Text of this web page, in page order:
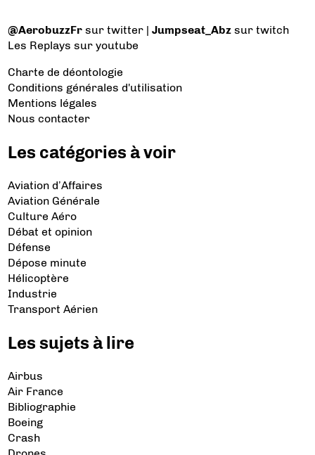
@AerobuzzFr sur twitter |Jumpseat_Abz sur twitch
Les Replays sur youtube
Charte de déontologie
Conditions générales d'utilisation
Mentions légales
Nous contacter
Les catégories à voir
Aviation d’Affaires
Aviation Générale
Culture Aéro
Débat et opinion
Défense
Dépose minute
Hélicoptère
Industrie
Transport Aérien
Les sujets à lire
Airbus
Air France
Bibliographie
Boeing
Crash